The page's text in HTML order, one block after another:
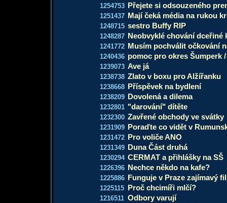
1254753 Přejete si odsouzeného
1251437 Mají čeká média na rukou
1248715 sestro Buffy RIP
1248287 Neobvyklé chování dceřiné
1241772 Musím pochválit očkování
1240436 pomoc pro okres Šumperk
1239073 Ave já
1238738 Zlato v boxu pro Alžířanku
1238668 Příspěvek na bydlení
1238209 Dovolená a dilema
1232801 "darování" dítěte
1232300 Zavřené obchody ve svátky
1231909 Poraďte co vidět v
1231472 Pro voliče ANO
1231349 Duna Část druhá
1230294 CERMAT a přihlášky na SŠ
1226396 Nechce někdo na kafe?
1225886 Funguje v Praze zajímavý
1225115 Proč chcimíři mlčí?
1216511 Odbory varují